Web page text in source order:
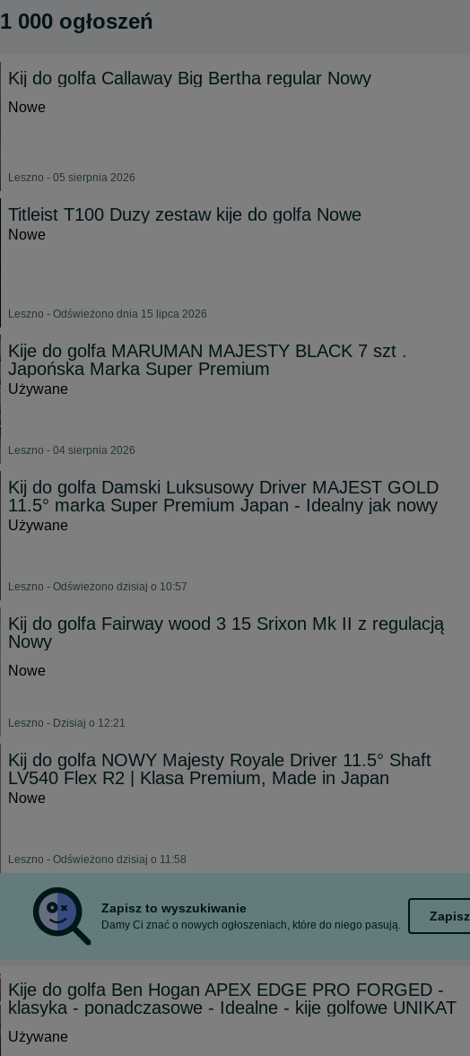
1 000 ogłoszeń
Kij do golfa Callaway Big Bertha regular Nowy
Nowe
Leszno - 05 sierpnia 2026
Titleist T100 Duzy zestaw kije do golfa Nowe
Nowe
Leszno - Odświeżono dnia 15 lipca 2026
Kije do golfa MARUMAN MAJESTY BLACK 7 szt .
Japońska Marka Super Premium
Używane
Leszno - 04 sierpnia 2026
Kij do golfa Damski Luksusowy Driver MAJEST GOLD
11.5° marka Super Premium Japan - Idealny jak nowy
Używane
Leszno - Odświeżono dzisiaj o 10:57
Kij do golfa Fairway wood 3 15 Srixon Mk II z regulacją
Nowy
Nowe
Leszno - Dzisiaj o 12:21
Kij do golfa NOWY Majesty Royale Driver 11.5° Shaft
LV540 Flex R2 | Klasa Premium, Made in Japan
Nowe
Leszno - Odświeżono dzisiaj o 11:58
Zapisz to wyszukiwanie
Damy Ci znać o nowych ogłoszeniach, które do niego pasują.
Zapisz
Kije do golfa Ben Hogan APEX EDGE PRO FORGED -
klasyka - ponadczasowe - Idealne - kije golfowe UNIKAT
Używane